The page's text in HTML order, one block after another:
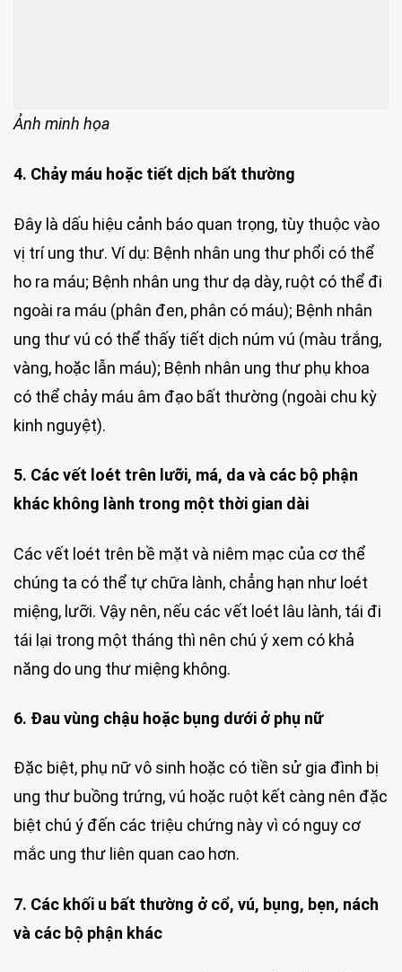
Ảnh minh họa
4. Chảy máu hoặc tiết dịch bất thường
Đây là dấu hiệu cảnh báo quan trọng, tùy thuộc vào
vị trí ung thư. Ví dụ: Bệnh nhân ung thư phổi có thể
ho ra máu; Bệnh nhân ung thư dạ dày, ruột có thể đi
ngoài ra máu (phân đen, phân có máu); Bệnh nhân
ung thư vú có thể thấy tiết dịch núm vú (màu trắng,
vàng, hoặc lẫn máu); Bệnh nhân ung thư phụ khoa
có thể chảy máu âm đạo bất thường (ngoài chu kỳ
kinh nguyệt).
5. Các vết loét trên lưỡi, má, da và các bộ phận
khác không lành trong một thời gian dài
Các vết loét trên bề mặt và niêm mạc của cơ thể
chúng ta có thể tự chữa lành, chẳng hạn như loét
miệng, lưỡi. Vậy nên, nếu các vết loét lâu lành, tái đi
tái lại trong một tháng thì nên chú ý xem có khả
năng do ung thư miệng không.
6. Đau vùng chậu hoặc bụng dưới ở phụ nữ
Đặc biệt, phụ nữ vô sinh hoặc có tiền sử gia đình bị
ung thư buồng trứng, vú hoặc ruột kết càng nên đặc
biệt chú ý đến các triệu chứng này vì có nguy cơ
mắc ung thư liên quan cao hơn.
7. Các khối u bất thường ở cổ, vú, bụng, bẹn, nách
và các bộ phận khác